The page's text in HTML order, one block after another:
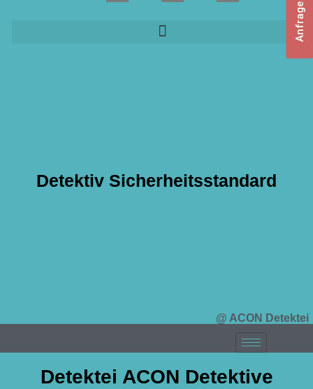
Detektiv Sicherheitsstandard
@ ACON Detektei
Detektei ACON Detektive
Anfrage